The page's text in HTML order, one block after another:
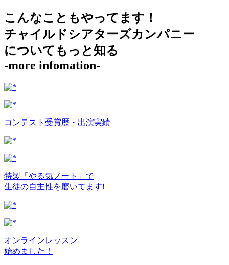
こんなこともやってます！
チャイルドシアターズカンパニー
についてもっと知る
-more infomation-
コンテスト受賞歴・出演実績
特製「やる気ノート」で
生徒の自主性を磨いてます!
オンラインレッスン
始めました！